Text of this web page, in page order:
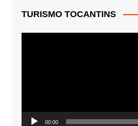
TURISMO TOCANTINS
00:00